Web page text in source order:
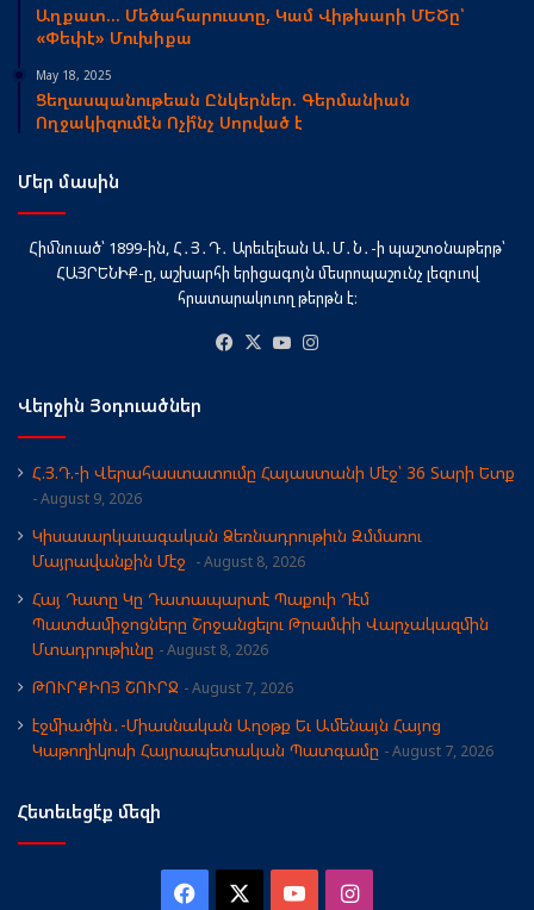
Աղքատ… Մեծահարուստը, Կամ Վիթխարի ՄԵԾը՝
«Փեփէ» Մուխիքա
May 18, 2025
Ցեղասպանութեան Ընկերներ. Գերմանիան
Ողջակիզումէն Ոչի՞նչ Սորված է
Մեր մասին
Հիմնուած՝ 1899-ին, Հ․Յ․Դ․ Արեւելեան Ա․Մ․Ն․-ի պաշտօնաթերթ՝
ՀԱՅՐԵՆԻՔ-ը, աշխարհի երիցագոյն մեսրոպաշունչ լեզուով
հրատարակուող թերթն է։
Facebook
X YouTube
Վերջին Յօդուածներ
Հ.Յ.Դ.-ի Վերահաստատումը Հայաստանի Մէջ՝ 36 Տարի Ետք
August 9, 2026
Կիսասարկաւագական Ձեռնադրութիւն Զմմառու
Մայրավանքին Մէջ
August 8, 2026
Հայ Դատը Կը Դատապարտէ Պաքուի Դէմ
Պատժամիջոցները Շրջանցելու Թրամփի Վարչակազմին
Մտադրութիւնը
August 8, 2026
ԹՈՒՐՔԻՈՅ ՇՈՒՐՋ August 7, 2026
էջմիածին․-Միասնական Աղօթք Եւ Ամենայն Հայոց
Կաթողիկոսի Հայրապետական Պատգամը
August 7, 2026
Հետեւեցէ՛ք մեզի
Facebook YouTubeInstagram